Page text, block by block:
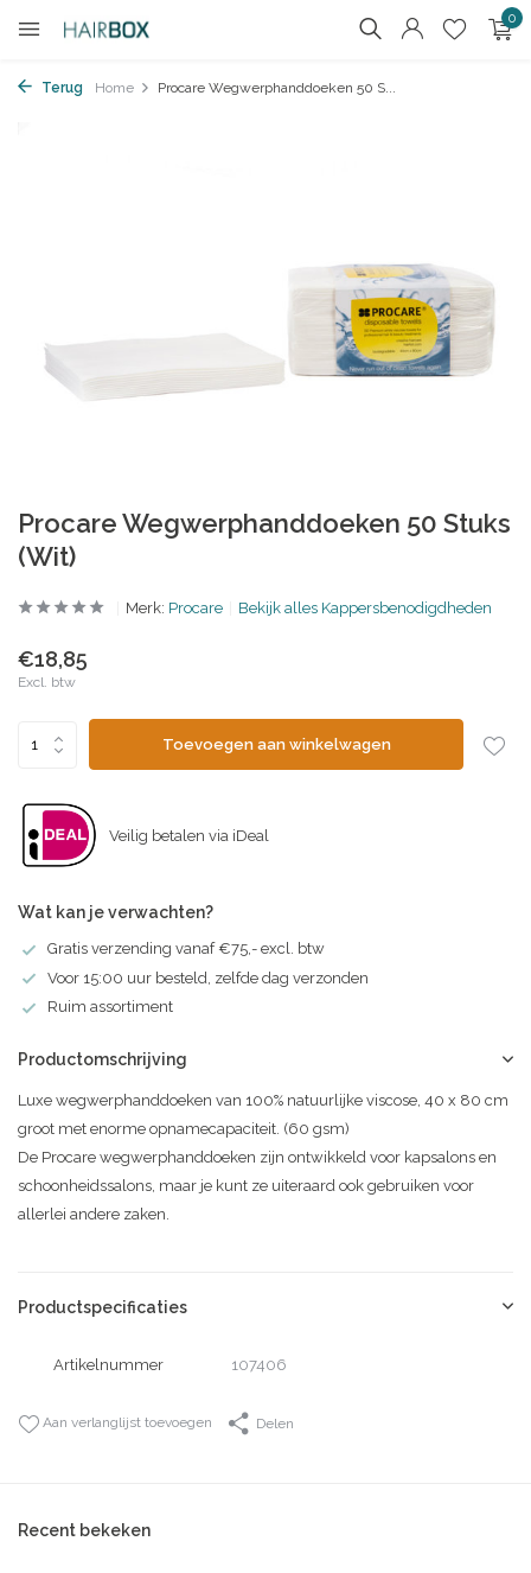
0
Terug Home Procare Wegwerphanddoeken 50 S...
Procare Wegwerphanddoeken 50 Stuks
(Wit)
Merk: Procare Bekijk alles Kappersbenodigdheden
€18,85
Excl. btw
Toevoegen aan winkelwagen
Veilig betalen via iDeal
Wat kan je verwachten?
Gratis verzending vanaf €75,- excl. btw
Voor 15:00 uur besteld, zelfde dag verzonden
Ruim assortiment
Productomschrijving
Luxe wegwerphanddoeken van 100% natuurlijke viscose, 40 x 80 cm
groot met enorme opnamecapaciteit. (60 gsm)
De Procare wegwerphanddoeken zijn ontwikkeld voor kapsalons en
schoonheidssalons, maar je kunt ze uiteraard ook gebruiken voor
allerlei andere zaken.
Productspecificaties
Artikelnummer 107406
Aan verlanglijst toevoegen Delen
Recent bekeken